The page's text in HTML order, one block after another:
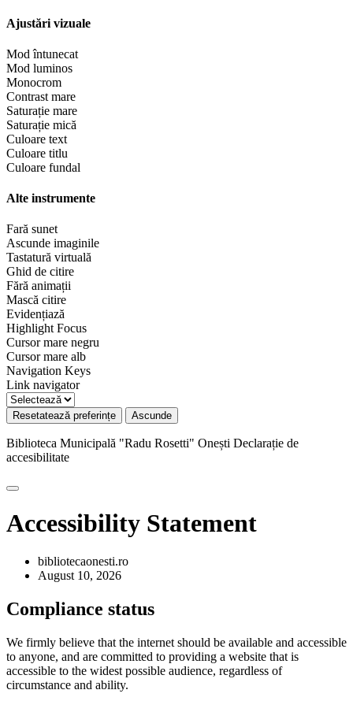
Ajustări vizuale
Mod întunecat
Mod luminos
Monocrom
Contrast mare
Saturație mare
Saturație mică
Culoare text
Culoare titlu
Culoare fundal
Alte instrumente
Fară sunet
Ascunde imaginile
Tastatură virtuală
Ghid de citire
Fără animații
Mască citire
Evidențiază
Highlight Focus
Cursor mare negru
Cursor mare alb
Navigation Keys
Link navigator
Resetatează preferințe Ascunde
Biblioteca Municipală "Radu Rosetti" Onești Declarație de
accesibilitate
Accessibility Statement
bibliotecaonesti.ro
August 10, 2026
Compliance status
We firmly believe that the internet should be available and accessible
to anyone, and are committed to providing a website that is
accessible to the widest possible audience, regardless of
circumstance and ability.